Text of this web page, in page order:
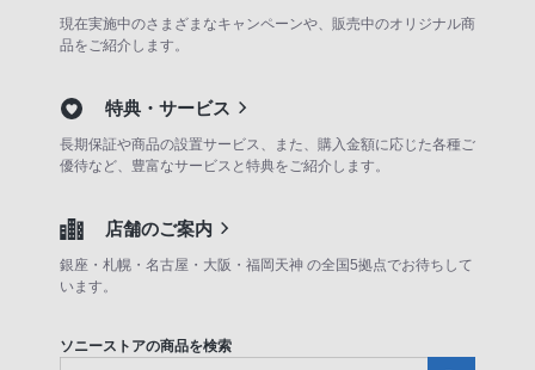
現在実施中のさまざまなキャンペーンや、販売中のオリジナル商
品をご紹介します。
特典・サービス
長期保証や商品の設置サービス、また、購入金額に応じた各種ご
優待など、豊富なサービスと特典をご紹介します。
店舗のご案内
銀座・札幌・名古屋・大阪・福岡天神 の全国5拠点でお待ちして
います。
ソニーストアの商品を検索